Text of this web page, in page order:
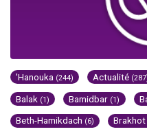
'Hanouka (244) Actualité
Balak (1) Bamidbar (1)
Beth-Hamikdach (6) Brakhot